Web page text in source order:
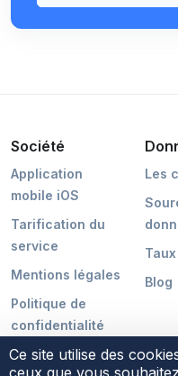
Société
Application
mobile iOS
Tarification du
service
Mentions légales
Politique de
confidentialité
Les
Blog
Ce site utilise des
ceux que vous